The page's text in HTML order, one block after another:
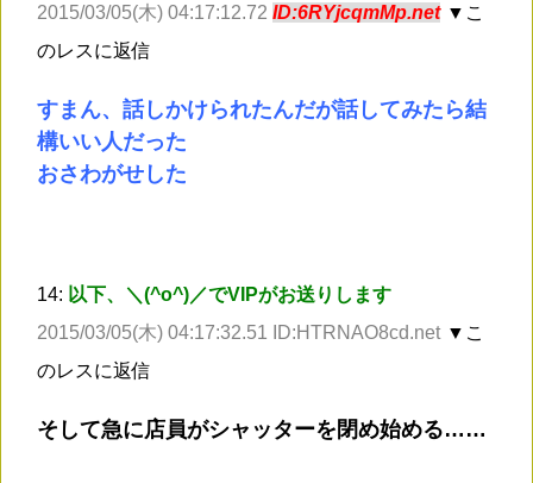
2015/03/05(木) 04:17:12.72 ID:6RYjcqmMp.net ▼こ
のレスに返信
すまん、話しかけられたんだが話してみたら結
構いい人だった
おさわがせした
14: 以下、＼(^o^)／でVIPがお送りします
2015/03/05(木) 04:17:32.51 ID:HTRNAO8cd.net ▼こ
のレスに返信
そして急に店員がシャッターを閉め始める……